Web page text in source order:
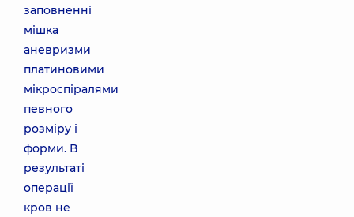
заповненні
мішка
аневризми
платиновими
мікроспіралями
певного
розміру і
форми. В
результаті
операції
кров не